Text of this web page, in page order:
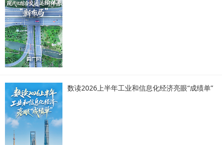
数读2026上半年工业和信息化经济亮眼“成绩单”